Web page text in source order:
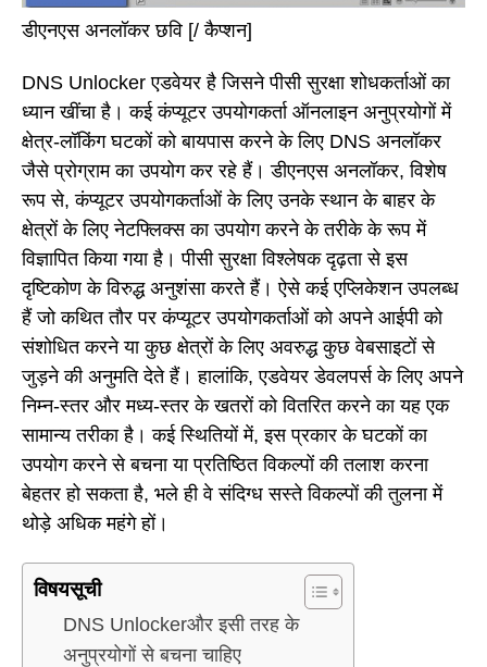
डीएनएस अनलॉकर छवि [/ कैप्शन]
DNS Unlocker एडवेयर है जिसने पीसी सुरक्षा शोधकर्ताओं का
ध्यान खींचा है। कई कंप्यूटर उपयोगकर्ता ऑनलाइन अनुप्रयोगों में
क्षेत्र-लॉकिंग घटकों को बायपास करने के लिए DNS अनलॉकर
जैसे प्रोग्राम का उपयोग कर रहे हैं। डीएनएस अनलॉकर, विशेष
रूप से, कंप्यूटर उपयोगकर्ताओं के लिए उनके स्थान के बाहर के
क्षेत्रों के लिए नेटफ्लिक्स का उपयोग करने के तरीके के रूप में
विज्ञापित किया गया है। पीसी सुरक्षा विश्लेषक दृढ़ता से इस
दृष्टिकोण के विरुद्ध अनुशंसा करते हैं। ऐसे कई एप्लिकेशन उपलब्ध
हैं जो कथित तौर पर कंप्यूटर उपयोगकर्ताओं को अपने आईपी को
संशोधित करने या कुछ क्षेत्रों के लिए अवरुद्ध कुछ वेबसाइटों से
जुड़ने की अनुमति देते हैं। हालांकि, एडवेयर डेवलपर्स के लिए अपने
निम्न-स्तर और मध्य-स्तर के खतरों को वितरित करने का यह एक
सामान्य तरीका है। कई स्थितियों में, इस प्रकार के घटकों का
उपयोग करने से बचना या प्रतिष्ठित विकल्पों की तलाश करना
बेहतर हो सकता है, भले ही वे संदिग्ध सस्ते विकल्पों की तुलना में
थोड़े अधिक महंगे हों।
विषयसूची
DNS Unlockerऔर इसी तरह के
अनुप्रयोगों से बचना चाहिए